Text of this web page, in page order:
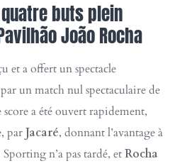
buts plein
João Rocha
et a offert un spectacle
un match nul spectaculaire de
a été ouvert rapidement,
parJacaré, donnant l’avantage à
n’a pas tardé, etRocha